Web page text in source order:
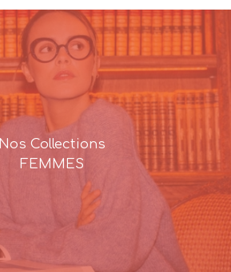
150,00€. 105,00€.
Nos Collections
FEMMES